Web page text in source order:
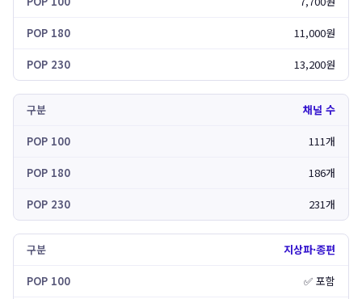
11,000원
13,200원
채널 수
111개
186개
231개
지상파·종편
✅ 포함